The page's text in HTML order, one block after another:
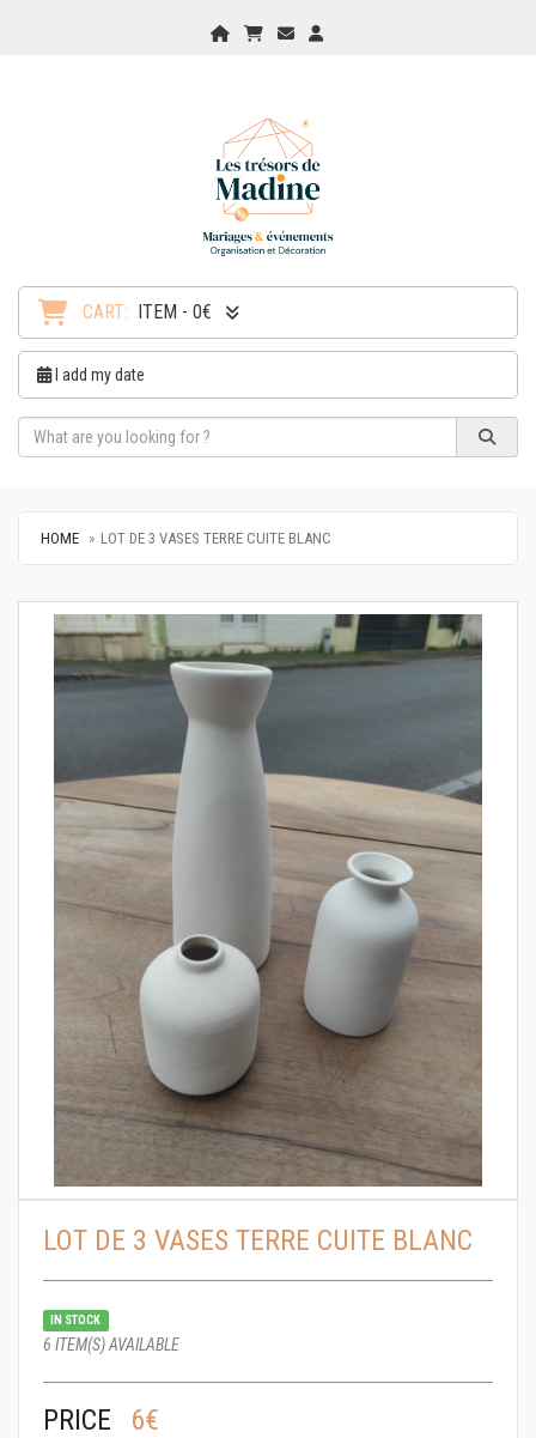
Home My CartCheckout
CART: ITEM - 0€
I add my date
HOME LOT DE 3 VASES TERRE CUITE BLANC
LOT DE 3 VASES TERRE CUITE BLANC
IN STOCK
6 ITEM(S) AVAILABLE
PRICE 6€